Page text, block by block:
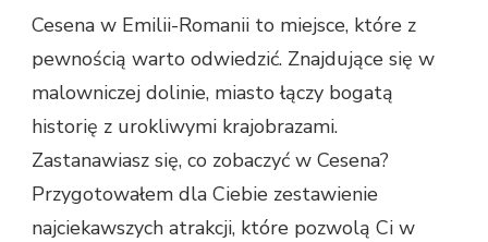
Cesena w Emilii-Romanii to miejsce, które z
pewnością warto odwiedzić. Znajdujące się w
malowniczej dolinie, miasto łączy bogatą
historię z urokliwymi krajobrazami.
Zastanawiasz się, co zobaczyć w Cesena?
Przygotowałem dla Ciebie zestawienie
najciekawszych atrakcji, które pozwolą Ci w